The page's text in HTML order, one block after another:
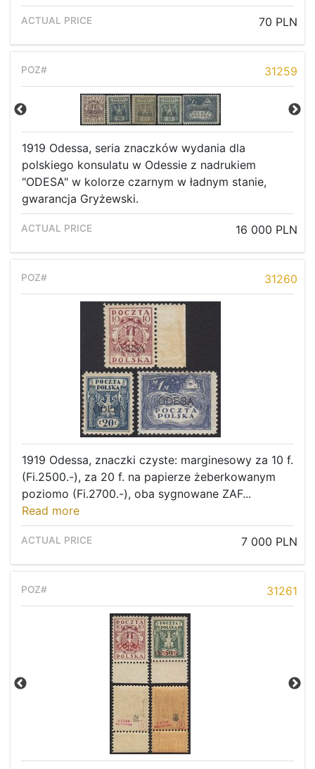
70 PLN
31259
1919 Odessa, seria znaczków wydania dla
polskiego konsulatu w Odessie z nadrukiem
"ODESA" w kolorze czarnym w ładnym stanie,
gwarancja Gryżewski.
16 000 PLN
31260
1919 Odessa, znaczki czyste: marginesowy za 10 f.
(Fi.2500.-), za 20 f. na papierze żeberkowanym
poziomo (Fi.2700.-), oba sygnowane ZAF...
Read more
7 000 PLN
31261